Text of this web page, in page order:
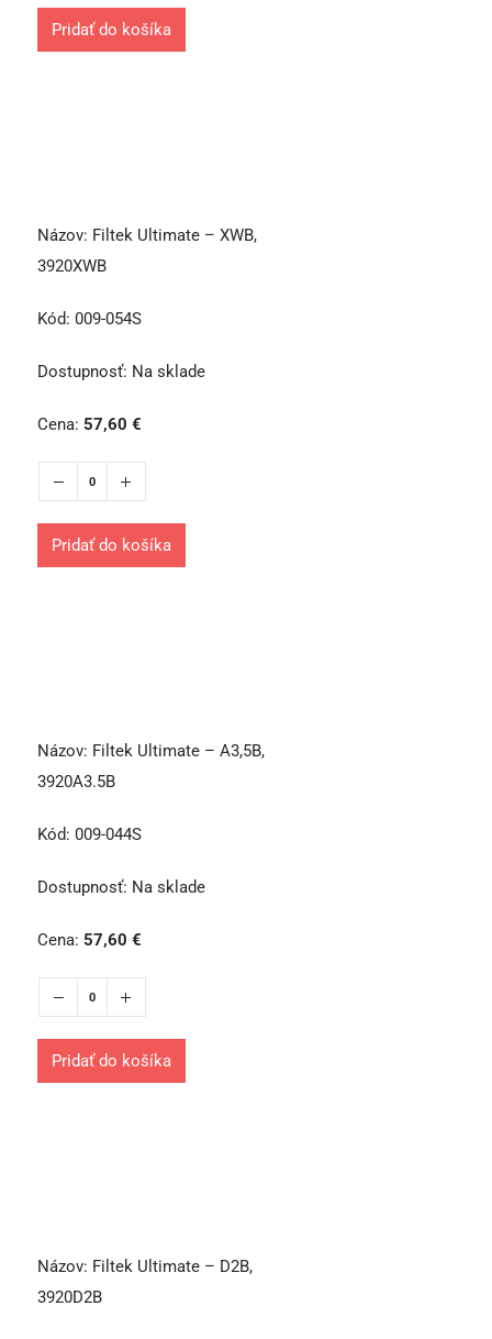
Pridať do košíka
Názov: Filtek Ultimate – XWB,
3920XWB
Kód: 009-054S
Dostupnosť: Na sklade
Cena: 57,60 €
Pridať do košíka
Názov: Filtek Ultimate – A3,5B,
3920A3.5B
Kód: 009-044S
Dostupnosť: Na sklade
Cena: 57,60 €
Pridať do košíka
Názov: Filtek Ultimate – D2B,
3920D2B